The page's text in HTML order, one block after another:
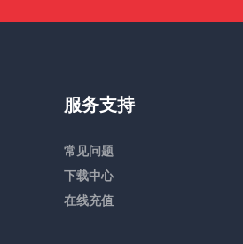
服务支持
常见问题
下载中心
在线充值